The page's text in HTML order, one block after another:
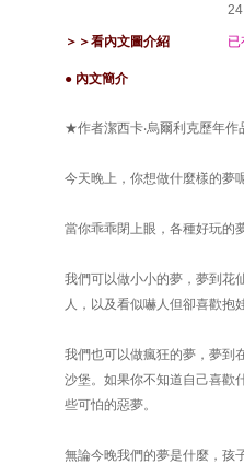
＞＞看內文圖介紹
● 內文簡介
★作者潔西卡‧烏爾利克歷年作
今天晚上，你想做什麼樣的夢
當你乖乖閉上眼，各種好玩的
我們可以做小小的夢，夢到花
人，以及看似嚇人但卻喜歡抱
我們也可以做瘋狂的夢，夢到
沙堡。如果你不知道自己喜歡
些可怕的惡夢。
無論今晚我們的夢是什麼，孩